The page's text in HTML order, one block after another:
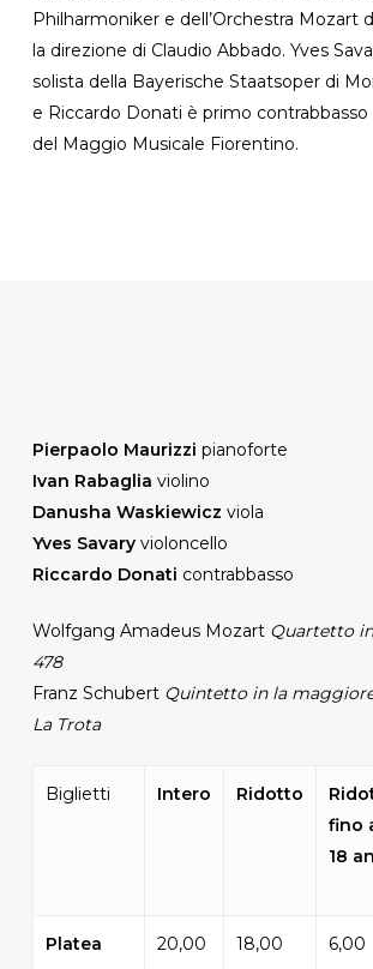
Philharmoniker e dell’Orchestra Mozart
la direzione di Claudio Abbado. Yves
solista della Bayerische Staatsoper di
e Riccardo Donati è primo contrabbasso
del Maggio Musicale Fiorentino.
Pierpaolo Maurizzi pianoforte
Ivan Rabaglia violino
Danusha Waskiewicz viola
Yves Savaryvioloncello
Riccardo Donati contrabbasso
Wolfgang Amadeus Mozart Quartetto
478
Franz Schubert Quintetto in la maggiore
La Trota
Biglietti Intero Ridotto
fino
18
Platea 20,00 18,00 6,00